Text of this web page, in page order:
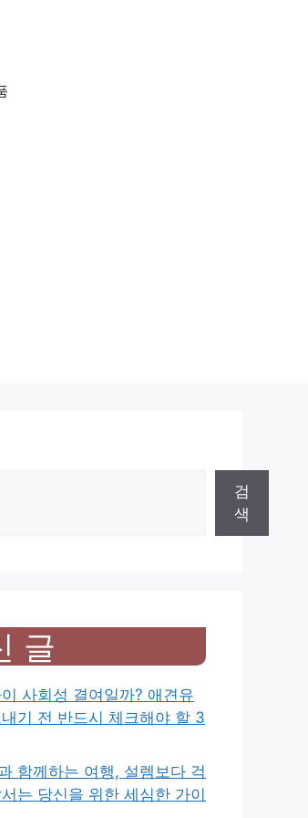
검
색
글
사회성 결여일까? 애견유
기 전 반드시 체크해야 할 3
함께하는 여행, 설렘보다 걱
는 당신을 위한 세심한 가이